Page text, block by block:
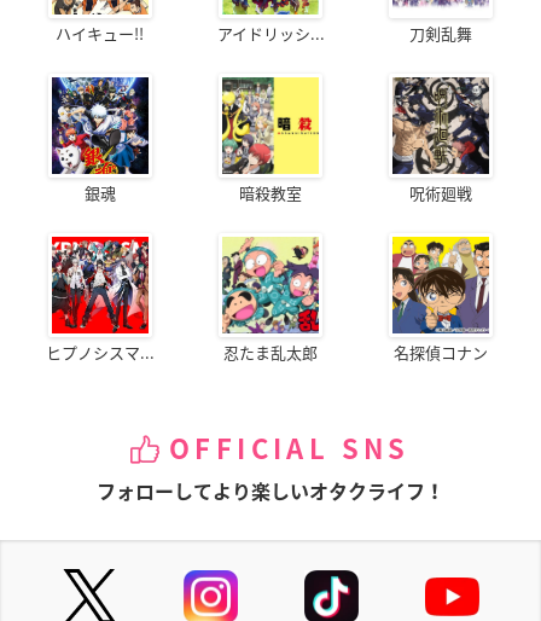
ハイキュー!! アイドリッシ... 刀剣乱舞
銀魂 暗殺教室 呪術廻戦
ヒプノシスマ... 忍たま乱太郎 名探偵コナン
OFFICIAL SNS
フォローしてより楽しいオタクライフ！